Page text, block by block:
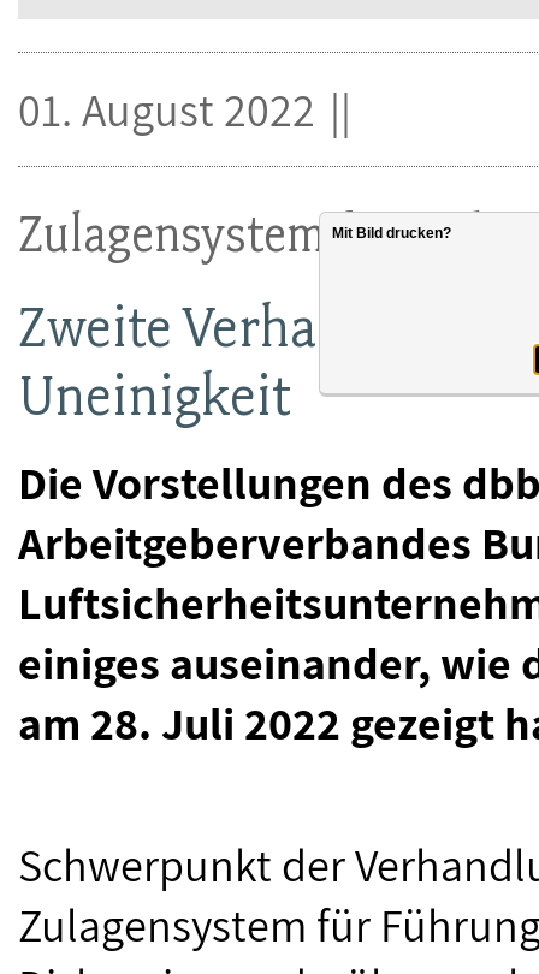
Zulagensystem für
Zweite
Uneinigkeit
Die Vorstellungen des
Arbeitgeberverbandes
einiges auseinander, wie
am 28. Juli 2022 gezeigt
01. August 2022
Schwerpunkt der
Zulagensystem für
Mit Bild drucken?